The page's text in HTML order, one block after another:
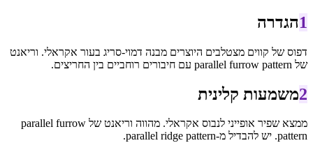
1הגדרה
דפוס של קווים מצטלבים היוצרים מבנה דמוי-סריג בעור אקראלי. וריאנט
של parallel furrow pattern עם חיבורים רוחביים בין החריצים.
2משמעות קלינית
ממצא שפיר אופייני לנבוס אקראלי. מהווה וריאנט של parallel furrow
pattern. יש להבדיל מ-parallel ridge pattern.